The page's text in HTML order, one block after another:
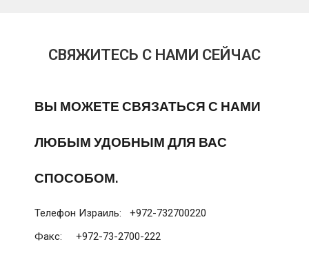
СВЯЖИТЕСЬ С НАМИ СЕЙЧАС
ВЫ МОЖЕТЕ СВЯЗАТЬСЯ С НАМИ
ЛЮБЫМ УДОБНЫМ ДЛЯ ВАС
СПОСОБОМ.
Телефон Израиль: +972-732700220
Факс: +972-73-2700-222